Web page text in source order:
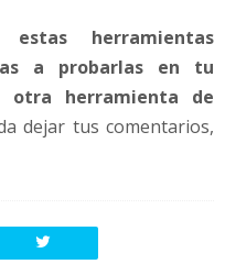
herramientas
a probarlas en tu
otra herramienta de
dejar tus comentarios,